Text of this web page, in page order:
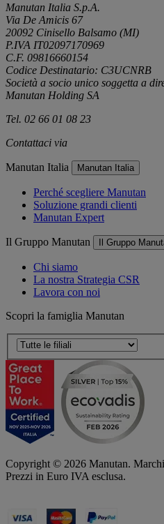
Manutan Italia S.p.A.
Via De Amicis 67
20092 Cinisello Balsamo (MI)
P.IVA IT02097170969
C.F. 09816660154
Codice Destinatario: C3UCNRB
Società a socio unico soggetta a
Manutan Holding SA
Tel. 02 66 01 08 23
Contattaci via
Manutan Italia Manutan Italia
Perché scegliere Manutan
Soluzione grandi clienti
Manutan Expert
Il Gruppo Manutan Il Gruppo
Chi siamo
La nostra Strategia CSR
Lavora con noi
Scopri la famiglia Manutan
Copyright © 2026 Manutan.
Prezzi in Euro IVA esclusa.